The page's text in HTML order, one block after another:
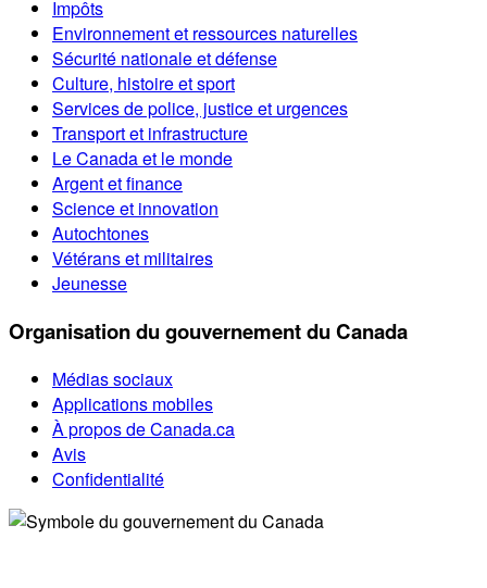
Impôts
Environnement et ressources naturelles
Sécurité nationale et défense
Culture, histoire et sport
Services de police, justice et urgences
Transport et infrastructure
Le Canada et le monde
Argent et finance
Science et innovation
Autochtones
Vétérans et militaires
Jeunesse
Organisation du gouvernement du Canada
Médias sociaux
Applications mobiles
À propos de Canada.ca
Avis
Confidentialité